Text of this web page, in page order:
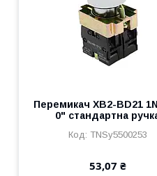
Перемикач XB2-BD21
0" стандартна
TNSy5500253
53,07 ₴